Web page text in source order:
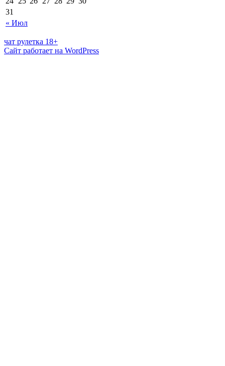
« Июл
31
чат рулетка 18+
Сайт работает на WordPress